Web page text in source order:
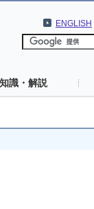
ENGLISH
知識・解説